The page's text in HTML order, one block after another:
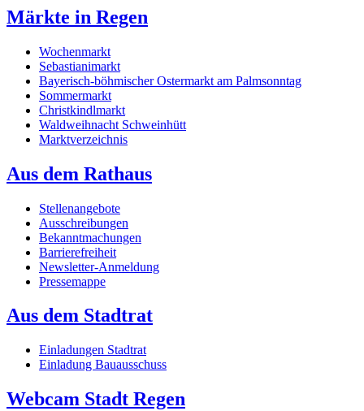
Märkte in Regen
Wochenmarkt
Sebastianimarkt
Bayerisch-böhmischer Ostermarkt am Palmsonntag
Sommermarkt
Christkindlmarkt
Waldweihnacht Schweinhütt
Marktverzeichnis
Aus dem Rathaus
Stellenangebote
Ausschreibungen
Bekanntmachungen
Barrierefreiheit
Newsletter-Anmeldung
Pressemappe
Aus dem Stadtrat
Einladungen Stadtrat
Einladung Bauausschuss
Webcam Stadt Regen